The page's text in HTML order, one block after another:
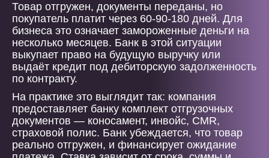
Товар отгружен, документы переданы, но
покупатель платит через 60-90-180 дней. Для
бизнеса это означает замороженные деньги на
несколько месяцев. Банк в этой ситуации
выкупает право на будущую выручку или
выдаёт кредит под дебиторскую задолженность
по контракту.
На практике это выглядит так: компания
предоставляет банку комплект отгрузочных
документов — коносамент, инвойс, CMR,
страховой полис. Банк убеждается, что товар
реально отгружен, и финансирует ожидание